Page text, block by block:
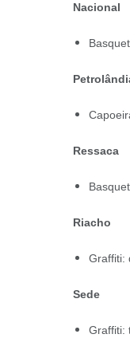
Nacional
Ressaca
Riacho
Graffiti:
Sede
Graffiti: